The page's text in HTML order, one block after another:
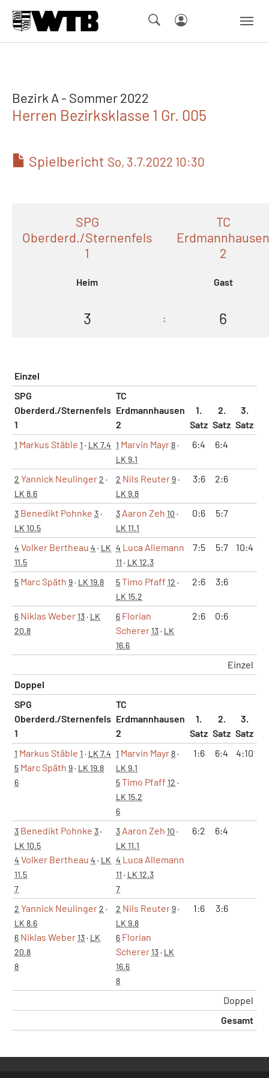
Bezirk A - Sommer 2022
Herren Bezirksklasse 1 Gr. 005
Spielbericht So, 3.7.2022 10:30
SPG
Oberderd./Sternenfels
1
Heim
TC
Erdmannhausen
2
Gast
3 : 6
Einzel
SPG
Oberderd./Sternenfels
1
TC
Erdmannhausen
2
1.
Satz
2.
Satz
3.
Satz
1 Markus Stäble 1 · LK 7.4 1 Marvin Mayr8·
LK 9.1
6:4 6:4
2 Yannick Neulinger2 ·
LK 8.6
2 Nils Reuter9·
LK 9.8
3:6 2:6
3 Benedikt Pohnke 3·
LK 10.5
3 Aaron Zeh 10 ·
LK 11.1
0:6 5:7
4 Volker Bertheau 4 · LK
11.5
4 Luca Allemann
11 · LK 12.3
7:5 5:7 10:4
5 Marc Späth 9· LK 19.8 5Timo Pfaff 12 ·
LK 15.2
2:6 3:6
6 Niklas Weber13· LK
20.8
6 Florian
Scherer13· LK
16.6
2:6 0:6
Einzel
Doppel
SPG
Oberderd./Sternenfels
1
TC
Erdmannhausen
2
1.
Satz
2.
Satz
3.
Satz
1 Markus Stäble 1 · LK 7.4
5 Marc Späth 9· LK 19.8
6
1 Marvin Mayr8·
LK 9.1
5Timo Pfaff 12 ·
LK 15.2
6
1:6 6:4 4:10
3 Benedikt Pohnke 3·
LK 10.5
4 Volker Bertheau 4 · LK
11.5
7
3 Aaron Zeh 10 ·
LK 11.1
4 Luca Allemann
11 · LK 12.3
7
6:2 6:4
2 Yannick Neulinger2 ·
LK 8.6
6 Niklas Weber13· LK
20.8
8
2 Nils Reuter9·
LK 9.8
6 Florian
Scherer13· LK
16.6
8
1:6 3:6
Doppel
Gesamt